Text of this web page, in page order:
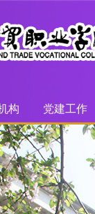
构 党建工作